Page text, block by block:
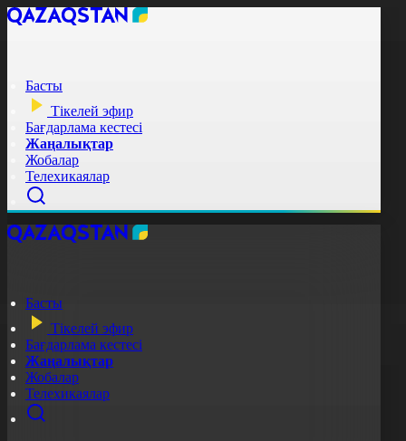
Басты
Тікелей эфир
Бағдарлама кестесі
Жаңалықтар
Жобалар
Телехикаялар
Басты
Тікелей эфир
Бағдарлама кестесі
Жаңалықтар
Жобалар
Телехикаялар